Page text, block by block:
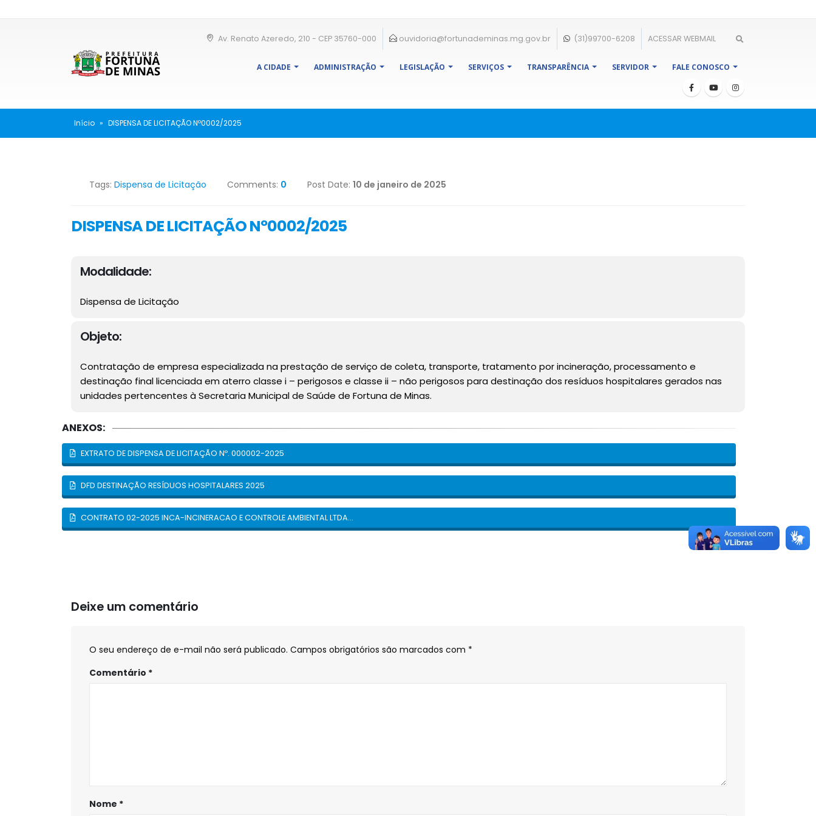
Av. Renato Azeredo, 210 - CEP 35760-000 ouvidoria@fortunademinas.mg.gov.br (31)99700-6208 ACESSAR WEBMAIL
A CIDADE ADMINISTRAÇÃO LEGISLAÇÃO SERVIÇOS TRANSPARÊNCIA SERVIDOR FALE CONOSCO
Início » DISPENSA DE LICITAÇÃO Nº0002/2025
Tags: Dispensa de Licitação Comments: 0 Post Date: 10 de janeiro de 2025
DISPENSA DE LICITAÇÃO Nº0002/2025
Modalidade:
Dispensa de Licitação
Objeto:
Contratação de empresa especializada na prestação de serviço de coleta, transporte, tratamento por incineração, processamento e
destinação final licenciada em aterro classe i – perigosos e classe ii – não perigosos para destinação dos resíduos hospitalares gerados nas
unidades pertencentes à Secretaria Municipal de Saúde de Fortuna de Minas.
ANEXOS:
EXTRATO DE DISPENSA DE LICITAÇÃO Nº. 000002-2025
DFD DESTINAÇÃO RESÍDUOS HOSPITALARES 2025
CONTRATO 02-2025 INCA-INCINERACAO E CONTROLE AMBIENTAL LTDA…
Deixe um comentário
O seu endereço de e-mail não será publicado. Campos obrigatórios são marcados com *
Comentário *
Nome *